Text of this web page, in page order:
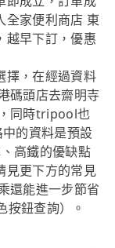
全家便利商店 東
越早下訂，優惠
擇，在經過資料
碼頭店去齋明寺
同時tripool也
的資料是預設
高鐵的優缺點
見更下方的常見
還能進一步節省
按鈕查詢）。